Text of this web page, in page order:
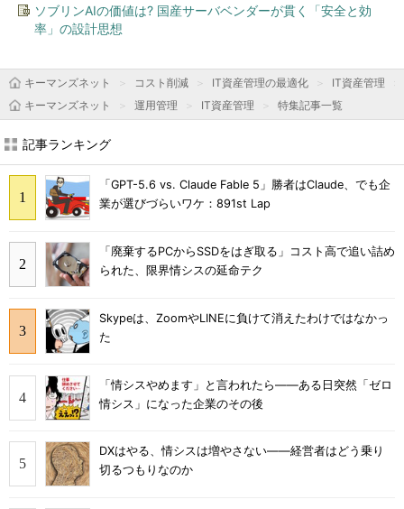
ソブリンAIの価値は? 国産サーバベンダーが貫く「安全と効
率」の設計思想
キーマンズネット コスト削減 IT資産管理の最適化
IT資産管理
キーマンズネット
運用管理 IT資産管理 特集記事一覧
記事ランキング
「GPT-5.6 vs. Claude Fable 5」勝者はClaude、でも企
業が選びづらいワケ：891st Lap
「廃棄するPCからSSDをはぎ取る」コスト高で追い詰め
られた、限界情シスの延命テク
Skypeは、ZoomやLINEに負けて消えたわけではなかっ
た
「情シスやめます」と言われたら――ある日突然「ゼロ
情シス」になった企業のその後
DXはやる、情シスは増やさない――経営者はどう乗り
切るつもりなのか